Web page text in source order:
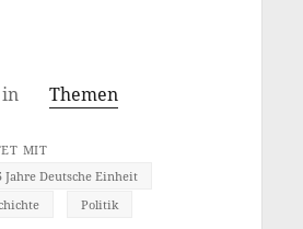
Themen
MIT
Jahre Deutsche Einheit
Politik